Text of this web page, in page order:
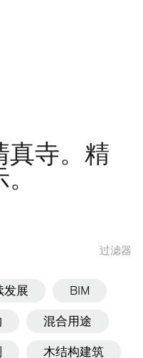
真寺。精
过滤器
发展 BIM
混合用途
木结构建筑